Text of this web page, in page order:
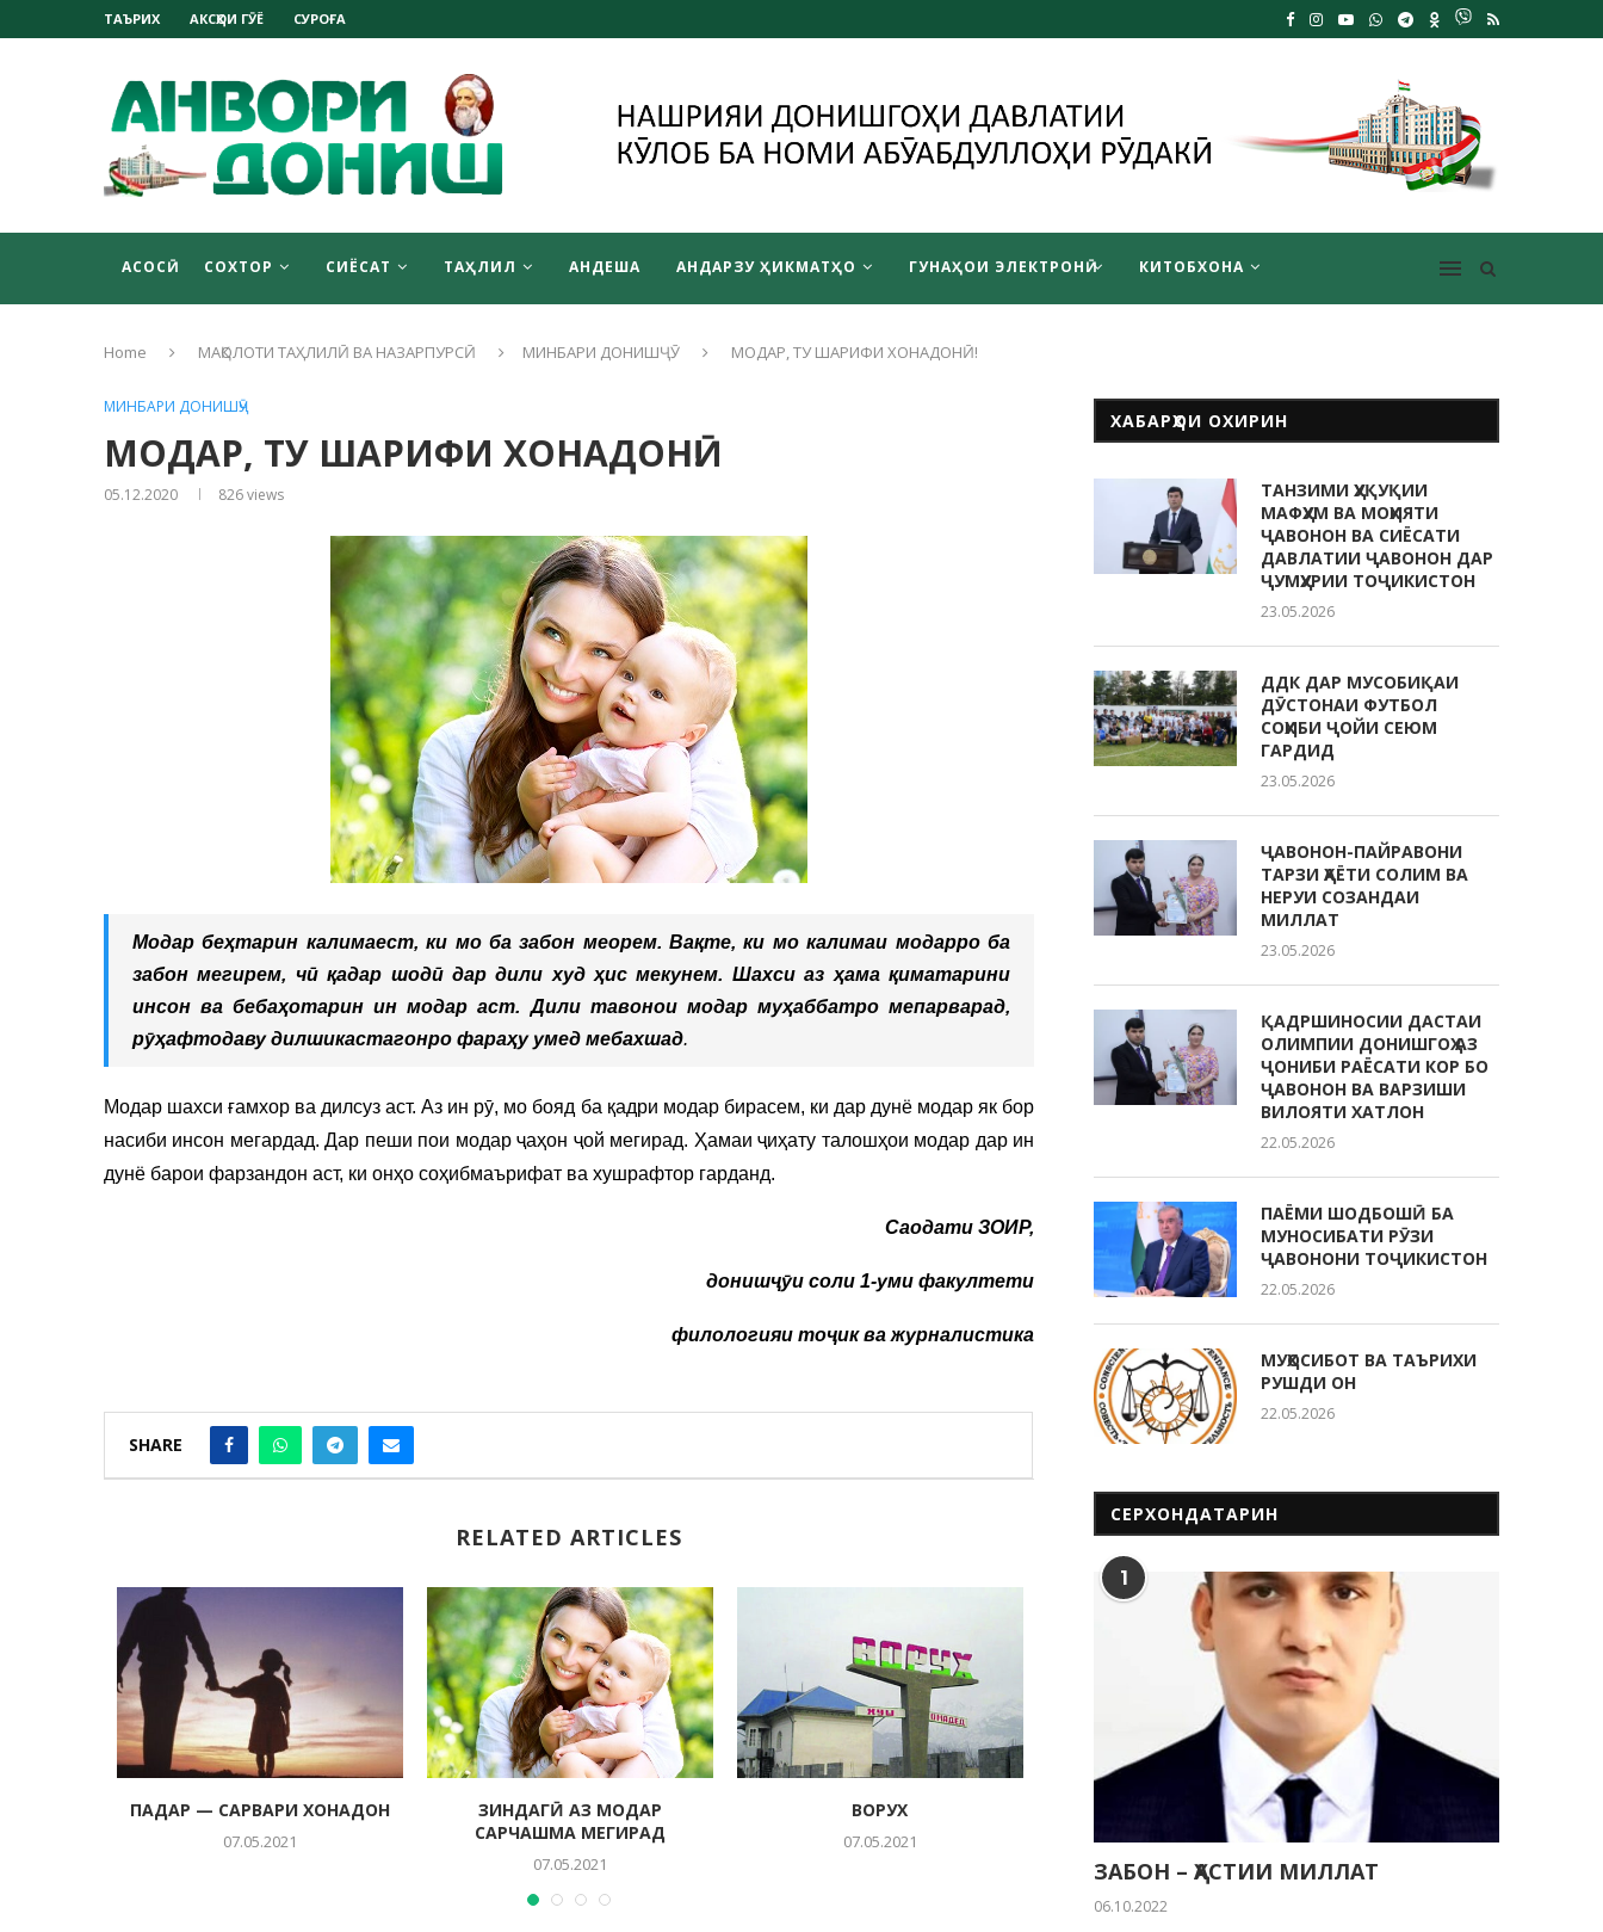
ТАЪРИХ АКСҲОИ ГӮЁ СУРОҒА
АСОСӢ СОХТОР СИЁСАТ ТАҲЛИЛ АНДЕША АНДАРЗУ ҲИКМАТҲО ГУНАҲОИ ЭЛЕКТРОНӢ КИТОБХОНА
Home МАҚОЛОТИ ТАҲЛИЛӢ ВА НАЗАРПУРСӢ МИНБАРИ ДОНИШҶӮ МОДАР, ТУ ШАРИФИ ХОНАДОНӢ!
МИНБАРИ ДОНИШҶӮ
МОДАР, ТУ ШАРИФИ ХОНАДОНӢ!
05.12.2020 826views
Модар беҳтарин калимаест, ки мо ба забон меорем. Вақте, ки мо калимаи модарро ба
забон мегирем, чӣ қадар шодӣ дар дили худ ҳис мекунем. Шахси аз ҳама қиматарини
инсон ва бебаҳотарин ин модар аст. Дили тавонои модар муҳаббатро мепарварад,
рӯҳафтодаву дилшикастагонро фараҳу умед мебахшад.
Модар шахси ғамхор ва дилсуз аст. Аз ин рӯ, мо бояд ба қадри модар бирасем, ки дар дунё модар як бор
насиби инсон мегардад. Дар пеши пои модар ҷаҳон ҷой мегирад. Ҳамаи ҷиҳату талошҳои модар дар ин
дунё барои фарзандон аст, ки онҳо соҳибмаърифат ва хушрафтор гарданд.
Саодати ЗОИР,
донишҷӯи соли 1-уми факултети
филологияи тоҷик ва журналистика
SHARE
RELATED ARTICLES
ПАДАР — САРВАРИ ХОНАДОН
07.05.2021
ЗИНДАГӢ АЗ МОДАР
САРЧАШМА МЕГИРАД
07.05.2021
ВОРУХ
07.05.2021
КӮЛОБ-ДИЁРИ НОЗАНИНАМ
07.05.2021
МАФҲУМИ АСОСИИ
ХАБАРҲОИ ОХИРИН
ТАНЗИМИ ҲУҚУҚИИ
МАФҲУМ ВА МОҲИЯТИ
ҶАВОНОН ВА СИЁСАТИ
ДАВЛАТИИ ҶАВОНОН ДАР
ҶУМҲУРИИ ТОҶИКИСТОН
23.05.2026
ДДК ДАР МУСОБИҚАИ
ДӮСТОНАИ ФУТБОЛ
СОҲИБИ ҶОЙИ СЕЮМ
ГАРДИД
23.05.2026
ҶАВОНОН-ПАЙРАВОНИ
ТАРЗИ ҲАЁТИ СОЛИМ ВА
НЕРУИ СОЗАНДАИ
МИЛЛАТ
23.05.2026
ҚАДРШИНОСИИ ДАСТАИ
ОЛИМПИИ ДОНИШГОҲ АЗ
ҶОНИБИ РАЁСАТИ КОР БО
ҶАВОНОН ВА ВАРЗИШИ
ВИЛОЯТИ ХАТЛОН
22.05.2026
ПАЁМИ ШОДБОШӢ БА
МУНОСИБАТИ РӮЗИ
ҶАВОНОНИ ТОҶИКИСТОН
22.05.2026
МУҲОСИБОТ ВА ТАЪРИХИ
РУШДИ ОН
22.05.2026
СЕРХОНДАТАРИН
1
ЗАБОН – ҲАСТИИ МИЛЛАТ
06.10.2022